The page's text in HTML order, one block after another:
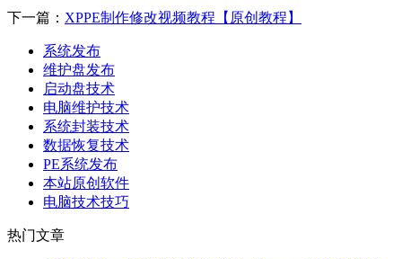
下一篇： XPPE制作修改视频教程【原创教程】
系统发布
维护盘发布
启动盘技术
电脑维护技术
系统封装技术
数据恢复技术
PE系统发布
本站原创软件
电脑技术技巧
热门文章